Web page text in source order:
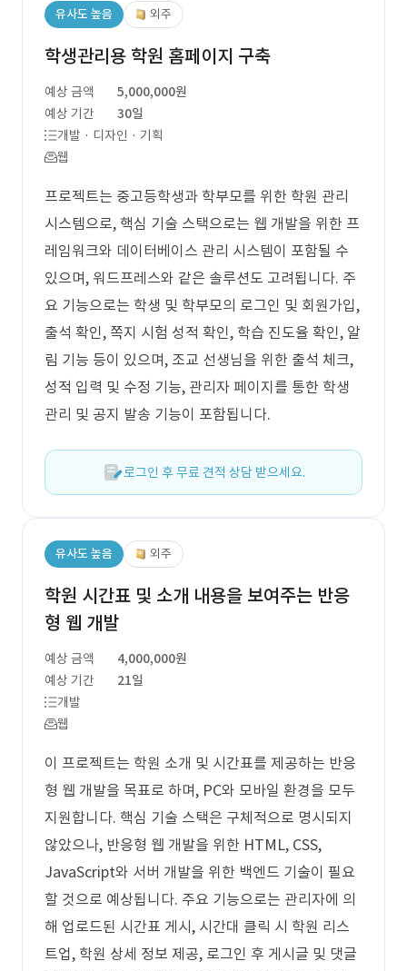
유사도 높음 외주
학생관리용 학원 홈페이지 구축
예상 금액
5,000,000원
예상 기간
30일
개발 · 디자인 · 기획
웹
프로젝트는 중고등학생과 학부모를 위한 학원 관리
시스템으로, 핵심 기술 스택으로는 웹 개발을 위한 프
레임워크와 데이터베이스 관리 시스템이 포함될 수
있으며, 워드프레스와 같은 솔루션도 고려됩니다. 주
요 기능으로는 학생 및 학부모의 로그인 및 회원가입,
출석 확인, 쪽지 시험 성적 확인, 학습 진도율 확인, 알
림 기능 등이 있으며, 조교 선생님을 위한 출석 체크,
성적 입력 및 수정 기능, 관리자 페이지를 통한 학생
관리 및 공지 발송 기능이 포함됩니다.
로그인 후 무료 견적 상담 받으세요.
유사도 높음 외주
학원 시간표 및 소개 내용을 보여주는 반응
형 웹 개발
예상 금액
4,000,000원
예상 기간
21일
개발
웹
이 프로젝트는 학원 소개 및 시간표를 제공하는 반응
형 웹 개발을 목표로 하며, PC와 모바일 환경을 모두
지원합니다. 핵심 기술 스택은 구체적으로 명시되지
않았으나, 반응형 웹 개발을 위한 HTML, CSS,
JavaScript와 서버 개발을 위한 백엔드 기술이 필요
할 것으로 예상됩니다. 주요 기능으로는 관리자에 의
해 업로드된 시간표 게시, 시간대 클릭 시 학원 리스
트업, 학원 상세 정보 제공, 로그인 후 게시글 및 댓글